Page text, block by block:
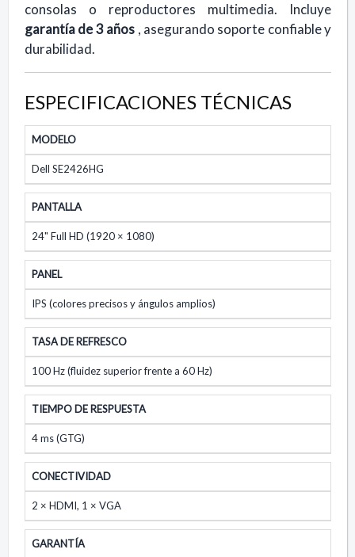
consolas o reproductores multimedia. Incluye
garantía de 3 años , asegurando soporte confiable y
durabilidad.
ESPECIFICACIONES TÉCNICAS
MODELO
Dell SE2426HG
PANTALLA
24" Full HD (1920 × 1080)
PANEL
IPS (colores precisos y ángulos amplios)
TASA DE REFRESCO
100 Hz (fluidez superior frente a 60 Hz)
TIEMPO DE RESPUESTA
4 ms (GTG)
CONECTIVIDAD
2 × HDMI, 1 × VGA
GARANTÍA